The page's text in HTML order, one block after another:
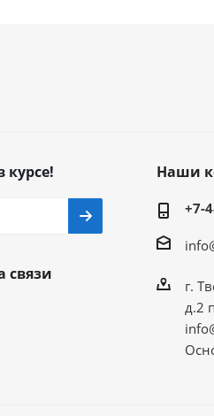
курсе!
связи
Наши
+7-
г.
д.2